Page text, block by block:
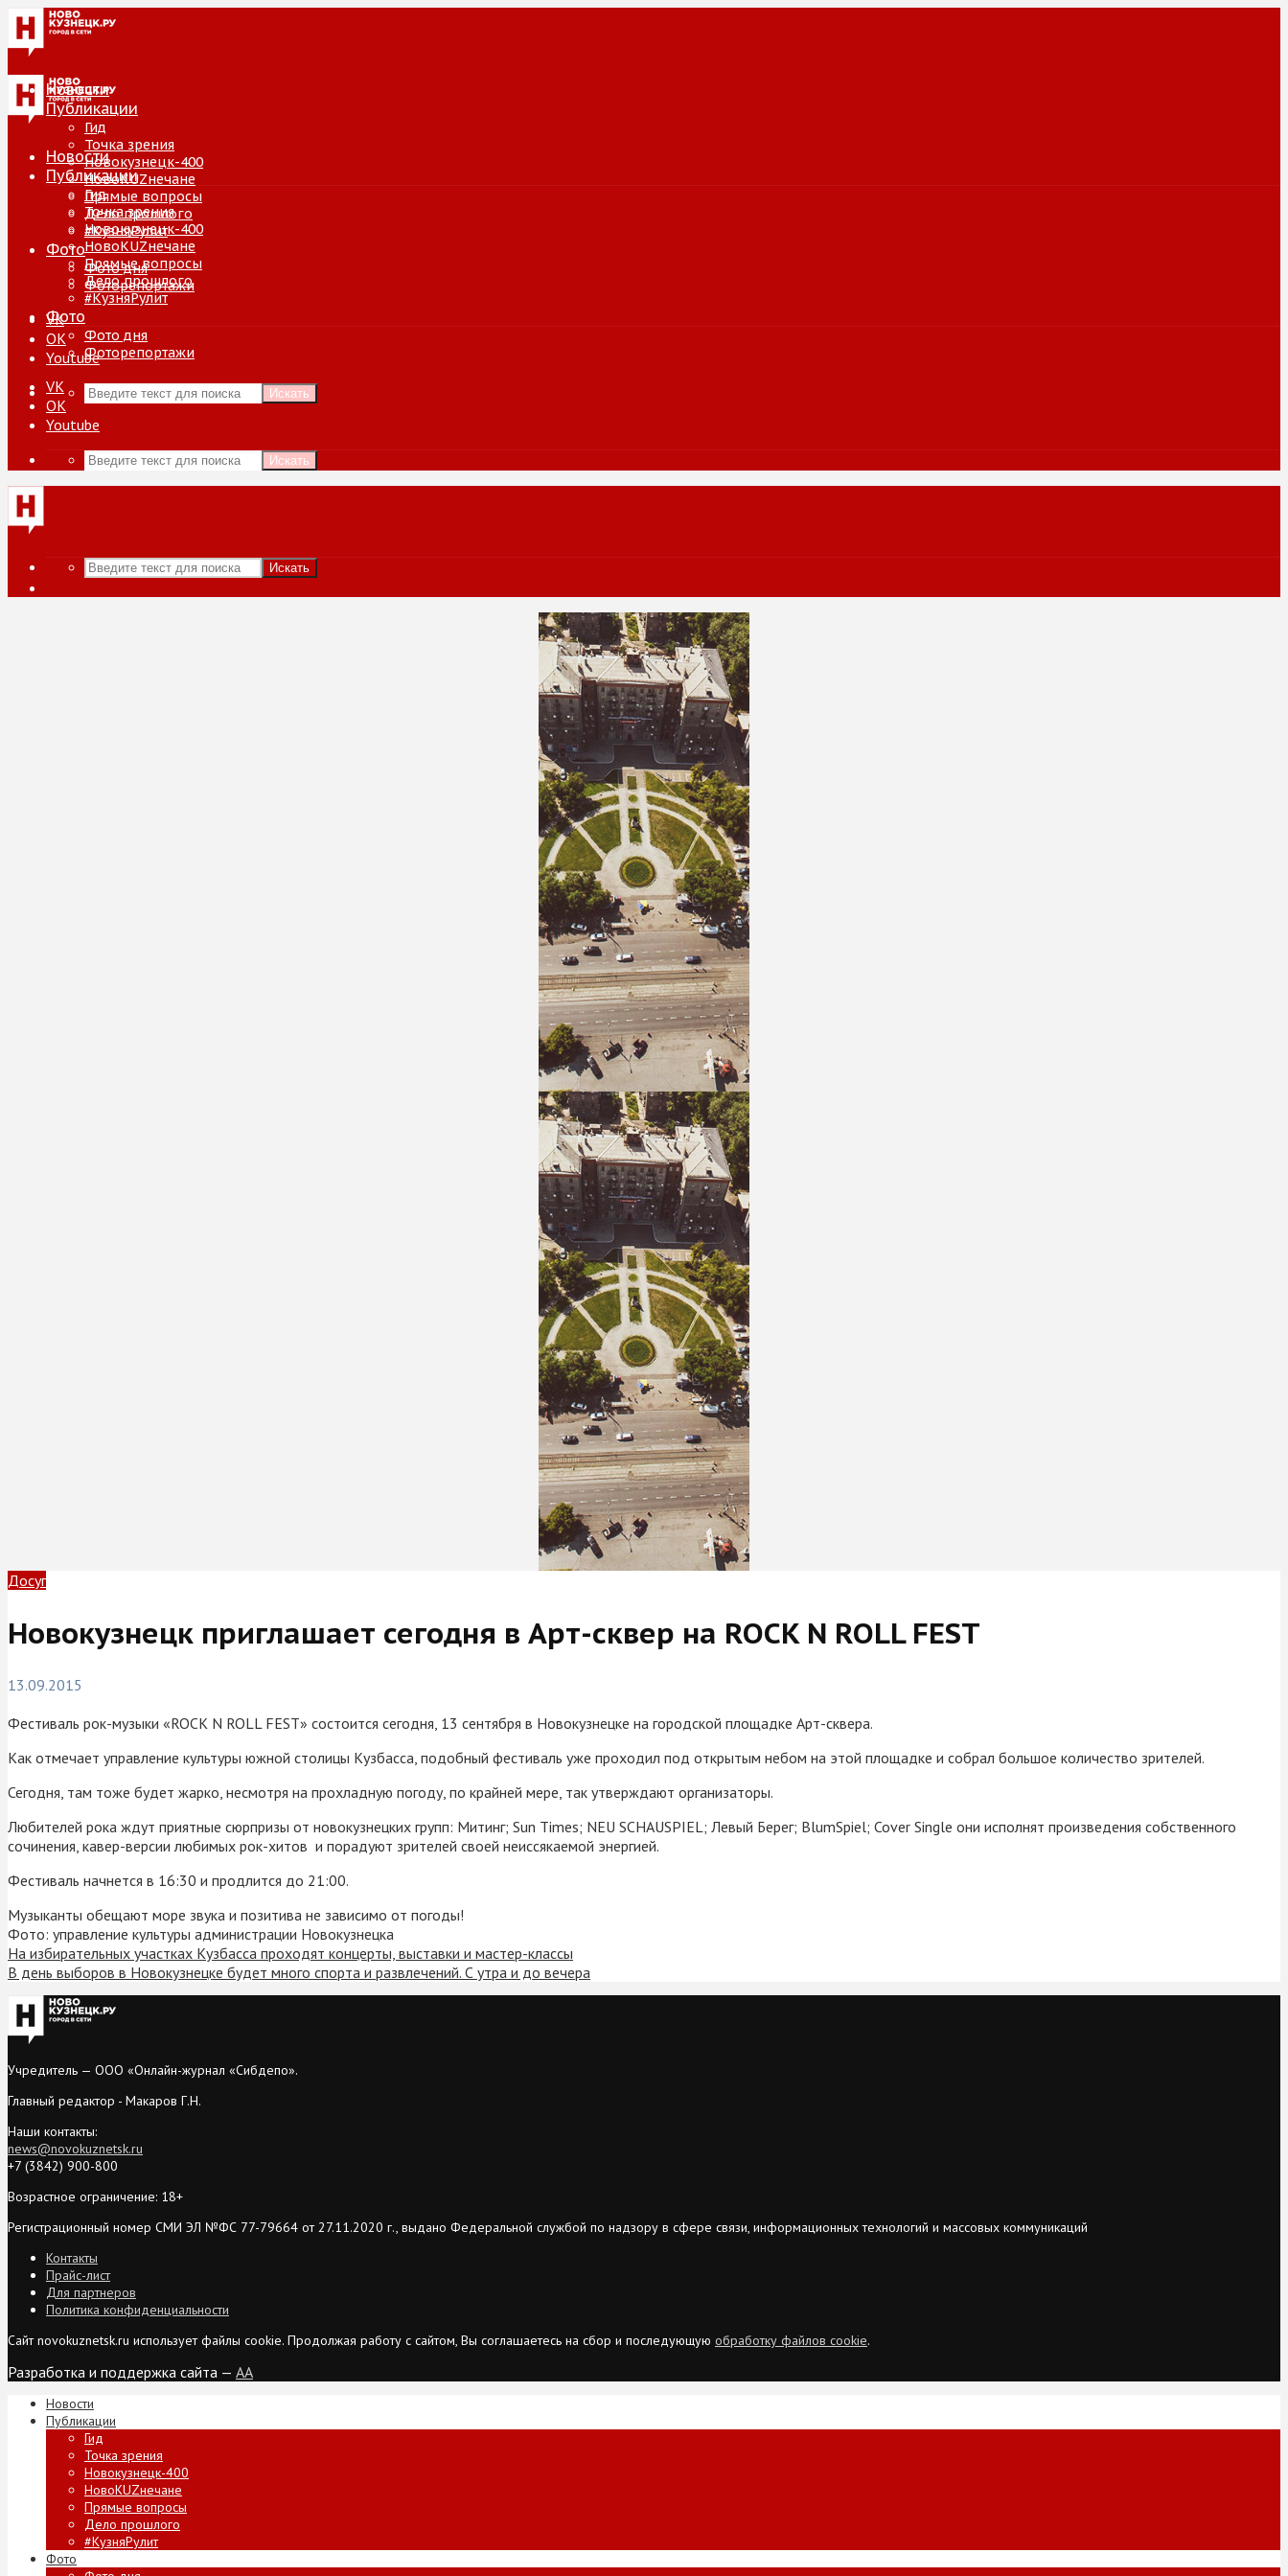
Новости
Публикации
Гид
Точка зрения
Новокузнецк-400
НовоKUZнечане
Прямые вопросы
Дело прошлого
#КузняРулит
Фото
Фото дня
Фоторепортажи
VK
ОК
Youtube
Искать
Новости
Публикации
Гид
Точка зрения
Новокузнецк-400
НовоKUZнечане
Прямые вопросы
Дело прошлого
#КузняРулит
Фото
Фото дня
Фоторепортажи
VK
ОК
Youtube
Искать
Искать
Досуг
Новокузнецк приглашает сегодня в Арт-сквер на ROCK N ROLL FEST
13.09.2015
Фестиваль рок-музыки «ROCK N ROLL FEST» состоится сегодня, 13 сентября в Новокузнецке на городской площадке Арт-сквера.
Как отмечает управление культуры южной столицы Кузбасса, подобный фестиваль уже проходил под открытым небом на этой площадке и собрал большое количество зрителей.
Сегодня, там тоже будет жарко, несмотря на прохладную погоду, по крайней мере, так утверждают организаторы.
Любителей рока ждут приятные сюрпризы от новокузнецких групп: Митинг; Sun Times; NEU SCHAUSPIEL; Левый Берег; BlumSpiel; Cover Single они исполнят произведения собственного
сочинения, кавер-версии любимых рок-хитов и порадуют зрителей своей неиссякаемой энергией.
Фестиваль начнется в 16:30 и продлится до 21:00.
Музыканты обещают море звука и позитива не зависимо от погоды!
Фото: управление культуры администрации Новокузнецка
На избирательных участках Кузбасса проходят концерты, выставки и мастер-классы
В день выборов в Новокузнецке будет много спорта и развлечений. С утра и до вечера
Учредитель — ООО «Онлайн-журнал «Сибдепо».
Главный редактор - Макаров Г.Н.
Наши контакты:
news@novokuznetsk.ru
+7 (3842) 900-800
Возрастное ограничение: 18+
Регистрационный номер СМИ ЭЛ №ФС 77-79664 от 27.11.2020 г., выдано Федеральной службой по надзору в сфере связи, информационных технологий и массовых коммуникаций
Контакты
Прайс-лист
Для партнеров
Политика конфиденциальности
Сайт novokuznetsk.ru использует файлы cookie. Продолжая работу с сайтом, Вы соглашаетесь на сбор и последующую обработку файлов cookie.
Разработка и поддержка сайта — AA
Новости
Публикации
Гид
Точка зрения
Новокузнецк-400
НовоKUZнечане
Прямые вопросы
Дело прошлого
#КузняРулит
Фото